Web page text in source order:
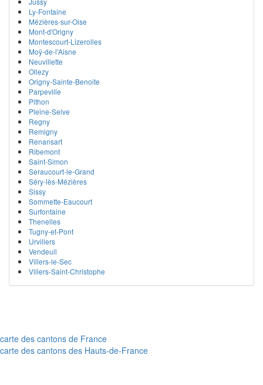
Ly-Fontaine
Mézières-sur-Oise
Mont-d'Origny
Montescourt-Lizerolles
Moÿ-de-l'Aisne
Neuvillette
Ollezy
Origny-Sainte-Benoite
Parpeville
Pithon
Pleine-Selve
Regny
Remigny
Renansart
Ribemont
Saint-Simon
Seraucourt-le-Grand
Séry-lès-Mézières
Sissy
Sommette-Eaucourt
Surfontaine
Thenelles
Tugny-et-Pont
Urvillers
Vendeuil
Villers-le-Sec
Villers-Saint-Christophe
carte des cantons de France
carte des cantons des Hauts-de-France